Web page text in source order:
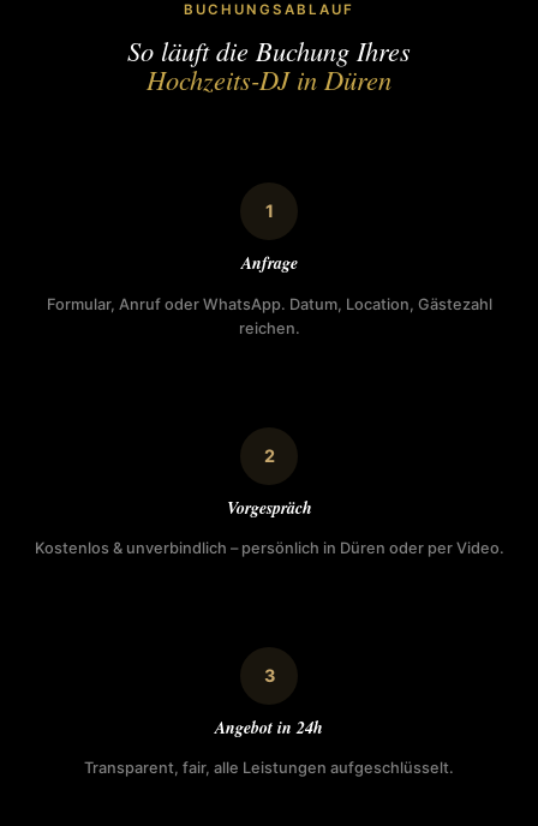
BUCHUNGSABLAUF
So läuft die Buchung Ihres
Hochzeits-DJ in Düren
1
Anfrage
Formular, Anruf oder WhatsApp. Datum, Location, Gästezahl
reichen.
2
Vorgespräch
Kostenlos & unverbindlich – persönlich in Düren oder per Video.
3
Angebot in 24h
Transparent, fair, alle Leistungen aufgeschlüsselt.